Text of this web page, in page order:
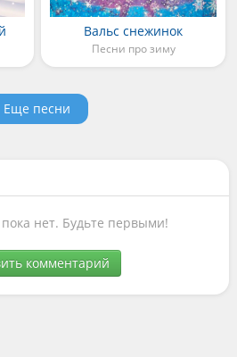
Вальс снежинок
Песни про зиму
Еще песни
нет. Будьте первыми!
комментарий